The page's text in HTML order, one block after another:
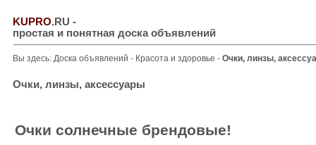
KUPRO.RU -
простая и понятная доска объявлений
Вы здесь: Доска объявлений - Красота и здоровье - Очки, линзы,
Очки, линзы, аксессуары
Очки солнечные брендовые!